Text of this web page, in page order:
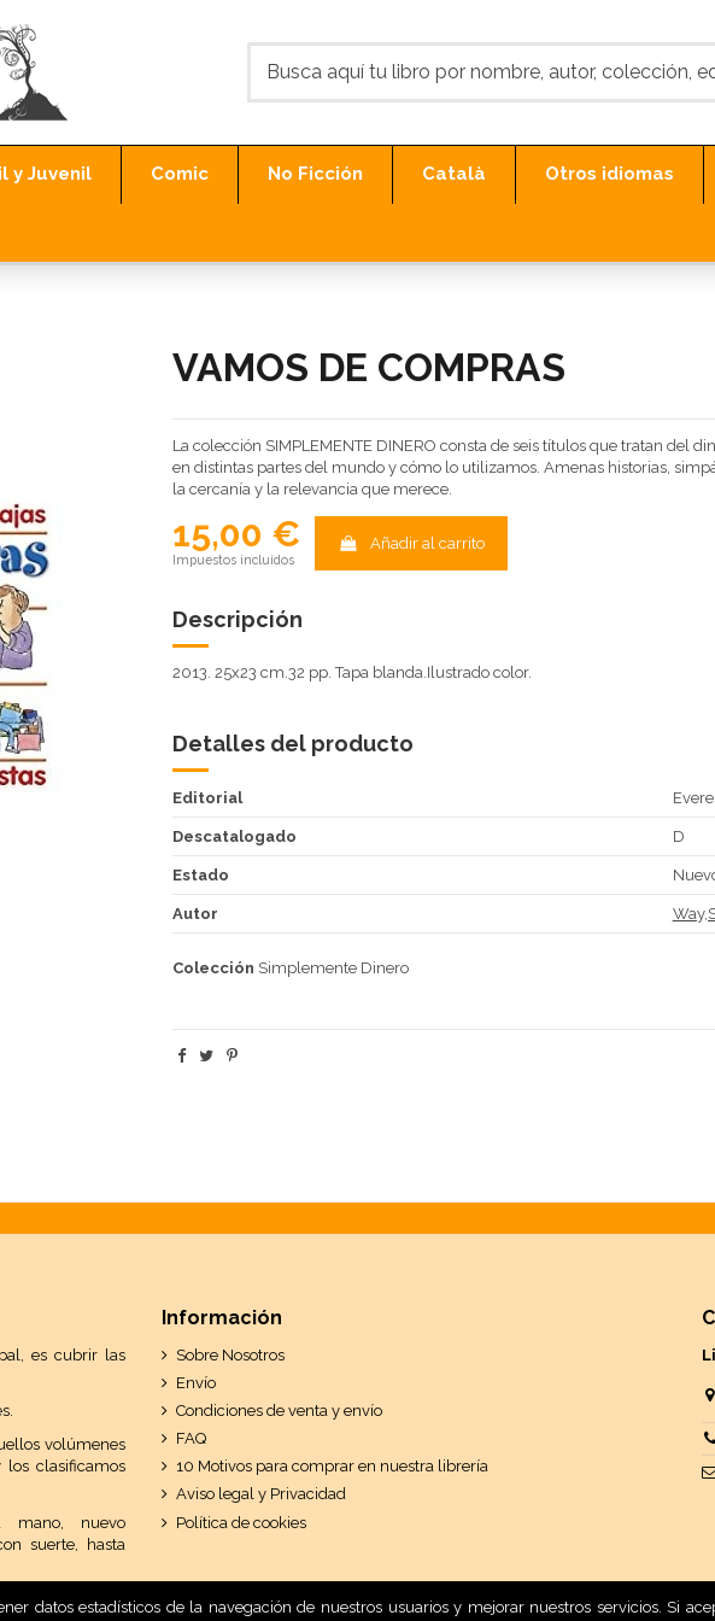
y Juvenil Comic No Ficción Català Otros idiomas
VAMOS DE COMPRAS
La colección SIMPLEMENTE DINERO consta de seis títulos que tratan del
en distintas partes del mundo y cómo lo utilizamos. Amenas historias,
la cercanía y la relevancia que merece.
15,00 €
Impuestos incluidos
Añadir al carrito
Descripción
2013. 25x23 cm.32 pp. Tapa blanda.Ilustrado color.
Detalles del producto
Editorial
Descatalogado D
Estado
Autor
Colección Simplemente Dinero
es cubrir las
volúmenes
clasificamos
mano, nuevo
suerte, hasta
Información
Sobre Nosotros
Envío
Condiciones de venta y envío
FAQ
10 Motivos para comprar en nuestra librería
Aviso legal y Privacidad
Política de cookies
datos estadísticos de la navegación de nuestros usuarios y mejorar nuestros servicios. Si